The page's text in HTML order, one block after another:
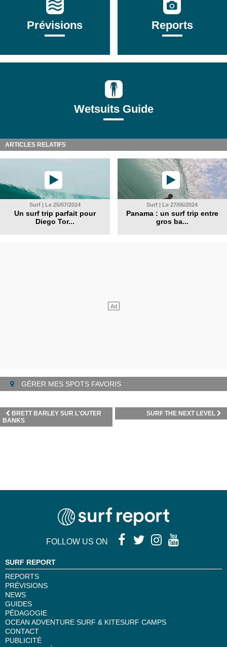
Prévisions Reports
Wetsuits Guide
ARTICLES RELATIFS
Surf | Le 25/07/2024
Un surf trip parfait pour
Diego Tor...
Surf | Le 27/06/2024
Panama : un surf trip entre
gros ba...
GÉRER MES SPOTS FAVORIS
SURF THE NEXT LEVEL
BRETT BARLEY SUR L'OUTER
BANKS
FOLLOW US ON
SURF REPORT
REPORTS
PRÉVISIONS
NEWS
GUIDES
PÉDAGOGIE
OCEAN ADVENTURE SURF & KITESURF CAMPS
CONTACT
PUBLICITÉ